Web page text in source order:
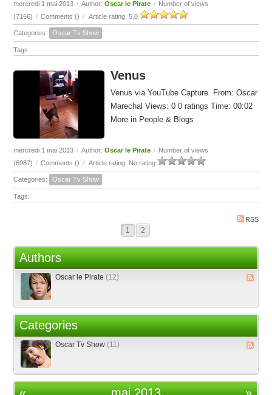
mercredi 1 mai 2013 / Author:Oscar le Pirate / Number of views
(7166) / Comments () / Article rating: 5.0
Categories: Oscar Tv Show
Tags:
Venus
Venus via YouTube Capture. From: Oscar
Marechal Views: 0 0 ratings Time: 00:02
More in People & Blogs
mercredi 1 mai 2013 / Author:Oscar le Pirate / Number of views
(6987) / Comments () / Article rating: No rating
Categories: Oscar Tv Show
Tags:
RSS
1 2
Authors
Oscar le Pirate (12)
Categories
Oscar Tv Show (11)